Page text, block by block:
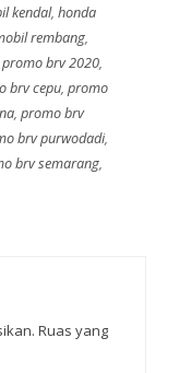
kendal, honda
rembang,
promo brv 2020,
brv cepu, promo
, promo brv
brv purwodadi,
brv semarang,
Ruas yang